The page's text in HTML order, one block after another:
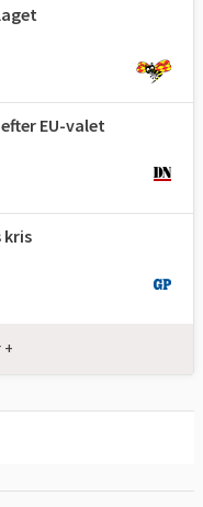
EU-valet
kris
+